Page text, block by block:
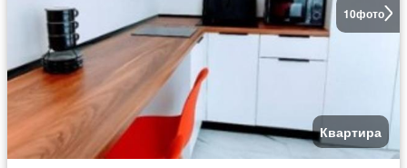
10фото
Квартира